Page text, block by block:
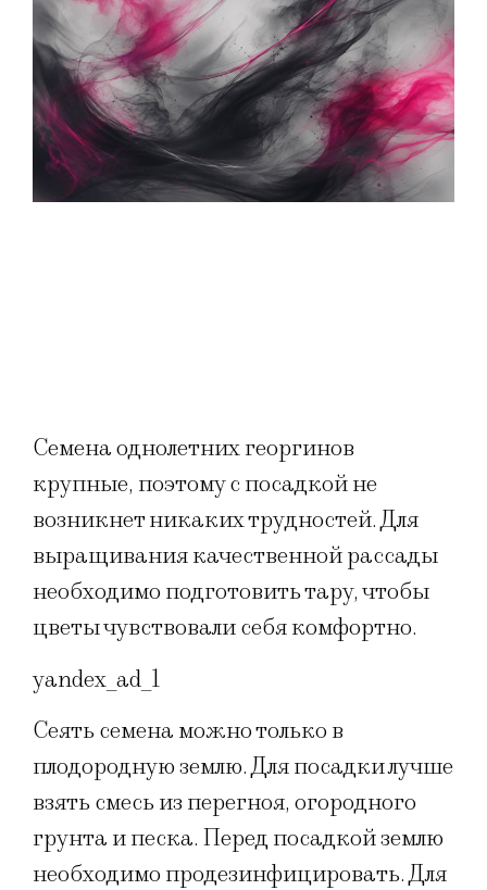
Семена однолетних георгинов
крупные, поэтому с посадкой не
возникнет никаких трудностей. Для
выращивания качественной рассады
необходимо подготовить тару, чтобы
цветы чувствовали себя комфортно.
yandex_ad_1
Сеять семена можно только в
плодородную землю. Для посадки лучше
взять смесь из перегноя, огородного
грунта и песка. Перед посадкой землю
необходимо продезинфицировать. Для